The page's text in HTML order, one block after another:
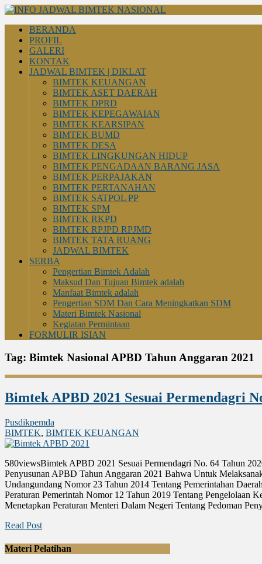
BERANDA
PROFIL
GALERI
KONTAK
JADWAL BIMTEK | DIKLAT
BIMTEK KEUANGAN
BIMTEK ASET DAERAH
BIMTEK DPRD
BIMTEK KEPEGAWAIAN
BIMTEK KEARSIPAN
BIMTEK BUMD
BIMTEK DESA
BIMTEK LINGKUNGAN HIDUP
BIMTEK PENGADAAN BARANG JASA
BIMTEK PERPAJAKAN
BIMTEK PERTANAHAN
BIMTEK SATPOL PP
BIMTEK SPM
BIMTEK RKPD
BIMTEK RPJPD RPJMD
BIMTEK TATA RUANG
JADWAL BIMTEK
SERBA
Pengertian Bimtek Adalah
Maksud Dan Tujuan Bimtek adalah
Manfaat Bimtek adalah
Pengertian SDM Dan Cara Meningkatkan SDM
Materi Bimtek Nasional
Kegiatan Permintaan
FORMULIR ISIAN
Tag: Bimtek Nasional APBD Tahun Anggaran 2021
Bimtek APBD 2021 Sesuai Permendagri
Pusdikpemda
BIMTEK, BIMTEK KEUANGAN
580viewsBimtek APBD 2021 Sesuai Permendagri No. 64 Tahun
Penyusunan APBD Tahun Anggaran 2021 Bahwa Untuk
Undangundang Nomor 23 Tahun 2014 Tentang Pemerintahan
Peraturan Pemerintah Nomor 12 Tahun 2019 Tentang Pengelolaan
Menetapkan Peraturan Menteri Dalam Negeri Tentang Pedoman
Read Post
Materi Pelatihan